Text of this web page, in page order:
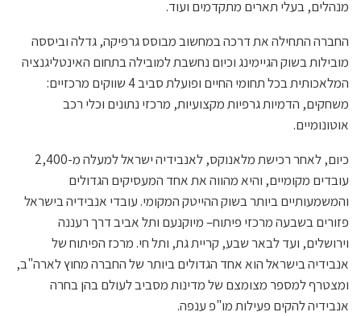
מנהלים, בעלי תארים מתקדמים ועוד.
החברה התחילה את דרכה במחשוב מבוסס גרפיקה, גדלה וביססה
מובילות בשוק הגיימינג וכיום נחשבת למובילה בתחום האינטליגנציה
המלאכותית בכל תחומי החיים ופועלת סביב 4 שווקים מרכזיים:
משחקים, הדמיות גרפיות מקצועיות, מרכזי נתונים וכלי רכב
אוטונומיים.
כיום, לאחר רכישת מלאנוקס, לאנבידיה ישראל למעלה מ-2,400
עובדים מקומיים, והיא מהווה את אחד המעסיקים הגדולים
והמשמעותיים ביותר בשוק ההייטק המקומי. עובדי אנבידיה בישראל
פזורים בשבעה מרכזי פיתוח– מיוקנעם ותל אביב דרך רעננה
וירושלים, ועד לבאר שבע, קריית גת, ותל חי. מרכז הפיתוח של
אנבידיה בישראל הוא אחד הגדולים ביותר של החברה מחוץ לארה"ב,
ומצטרף למספר מצומצם של מדינות מסביב לעולם בהן בחרה
אנבידיה להקים פעילות מו"פ ענפה.